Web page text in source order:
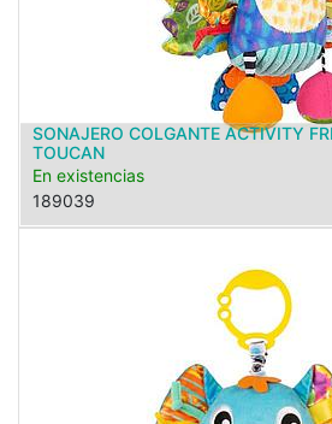
SONAJERO COLGANTE ACTIVITY
TOUCAN
En existencias
189039